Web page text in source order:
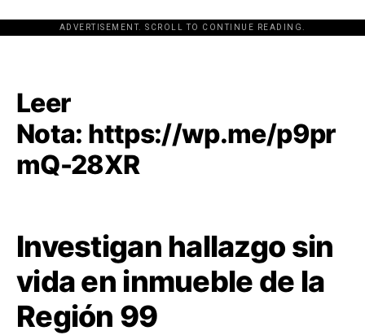
ADVERTISEMENT. SCROLL TO CONTINUE READING.
[adsforwp id="243463"]
Leer
Nota: https://wp.me/p9pr
mQ-28XR
Investigan hallazgo sin
vida en inmueble de la
Región 99